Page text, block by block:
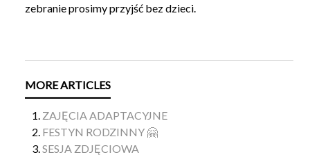
zebranie prosimy przyjść bez dzieci.
ZAJĘCIA ADAPTACYJNE
FESTYN RODZINNY 🤗
SESJA ZDJĘCIOWA